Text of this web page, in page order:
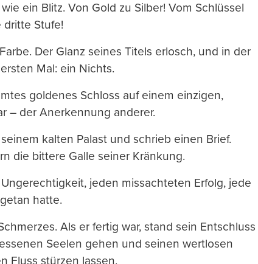
ein Blitz. Von Gold zu Silber! Vom Schlüssel
dritte Stufe!
Der Glanz seines Titels erlosch, und in der
Mal: ein Nichts.
goldenes Schloss auf einem einzigen,
– der Anerkennung anderer.
kalten Palast und schrieb einen Brief.
die bittere Galle seiner Kränkung.
jeden missachteten Erfolg, jede
hatte.
Als er fertig war, stand sein Entschluss
Seelen gehen und seinen wertlosen
Fluss stürzen lassen.